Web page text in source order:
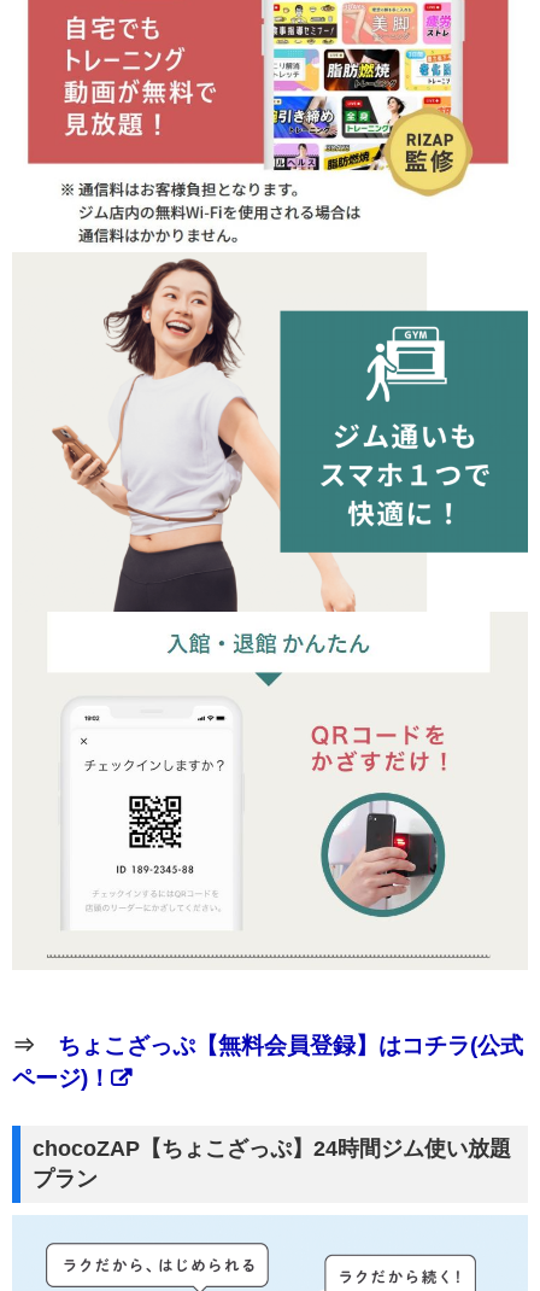
⇒ ちょこざっぷ【無料会員登録】はコチラ(公式
ページ)！
chocoZAP【ちょこざっぷ】24時間ジム使い放題
プラン